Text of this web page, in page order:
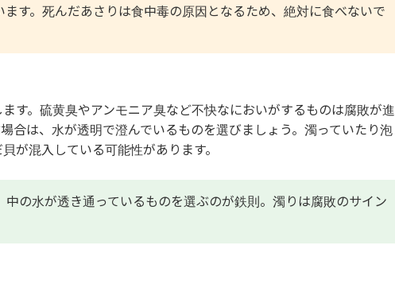
す。死んだあさりは食中毒の原因となるため、絶対に食べないで
す。硫黄臭やアンモニア臭など不快なにおいがするものは腐敗が進
合は、水が透明で澄んでいるものを選びましょう。濁っていたり泡
が混入している可能性があります。
の水が透き通っているものを選ぶのが鉄則。濁りは腐敗のサイン